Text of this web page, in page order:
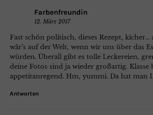
Farbenfreundin
12. März 2017
Fast schön politisch, dieses Rezept, kicher…
wär’s auf der Welt, wenn wir uns über das
würden. Überall gibt es tolle Leckereien,
deine Fotos sind ja wieder großartig.
appetitanregend. Hm, yummi. Da hat man
Antworten